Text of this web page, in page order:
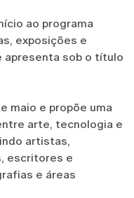
ao programa
exposições e
apresenta sob o título
maio e propõe uma
arte, tecnologia e
artistas,
escritores e
e áreas